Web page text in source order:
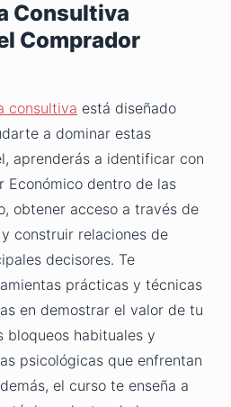
Consultiva
Comprador
consultiva está diseñado
a dominar estas
aprenderás a identificar con
Económico dentro de las
obtener acceso a través de
construir relaciones de
decisores. Te
prácticas y técnicas
en demostrar el valor de tu
bloqueos habituales y
psicológicas que enfrentan
el curso te enseña a